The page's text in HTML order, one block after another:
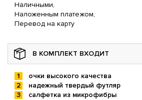
Наличными,
Наложенным платежом,
Перевод на карту
В КОМПЛЕКТ ВХОДИТ
очки высокого качества
надежный твердый футляр
салфетка из микрофибры